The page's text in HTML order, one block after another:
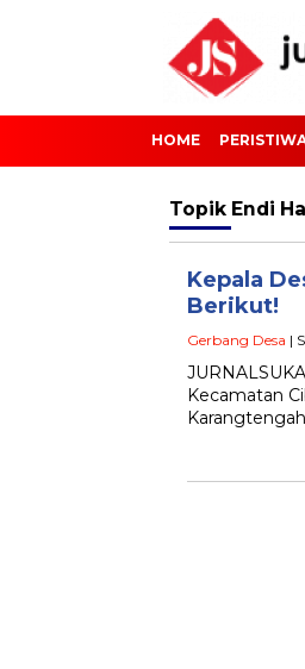
HOME
Topik Endi
Kepala
Berikut!
Gerbang Desa |
Kecamatan